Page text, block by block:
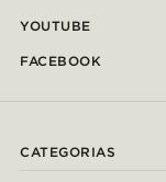
YOUTUBE
FACEBOOK
CATEGORIAS